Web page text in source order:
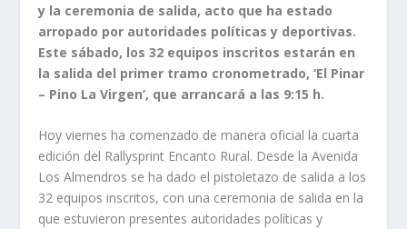
y la ceremonia de salida, acto que ha estado
arropado por autoridades políticas y deportivas.
Este sábado, los 32 equipos inscritos estarán en
la salida del primer tramo cronometrado, ‘El Pinar
– Pino La Virgen’, que arrancará a las 9:15 h.
Hoy viernes ha comenzado de manera oficial la cuarta
edición del Rallysprint Encanto Rural. Desde la Avenida
Los Almendros se ha dado el pistoletazo de salida a los
32 equipos inscritos, con una ceremonia de salida en la
que estuvieron presentes autoridades políticas y